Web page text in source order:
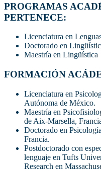
PROGRAMAS
PERTENECE:
Licenciatura en
Doctorado en
Maestría en Lingüística
FORMACIÓN
Licenciatura en
Autónoma de México.
Maestría en
de Aix-Marsella,
Doctorado en
Francia.
Postdoctorado con
lenguaje en Tufts
Research en